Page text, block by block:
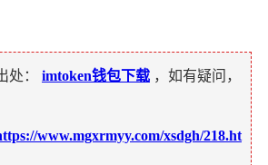
处： imtoken钱包下载 ，如有疑问，
www.mgxrmyy.com/xsdgh/218.ht